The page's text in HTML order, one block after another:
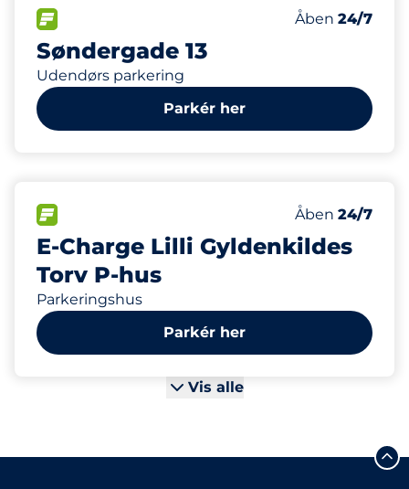
Søndergade 13
Udendørs parkering
Antal
Antal pladser
14
Lørdag
Åben 24/7
Parkér her
E-Charge Lilli Gyldenkildes
Torv P-hus
Parkeringshus
Antal
Ladepladser
4
Lørdag
Åben 24/7
Parkér her
Vis alle